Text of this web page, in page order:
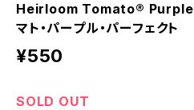
Heirloom Tomato® Purple
マト・パープル・パーフェクト
¥550
SOLD OUT